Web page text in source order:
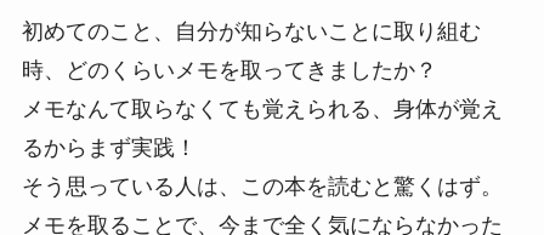
初めてのこと、自分が知らないことに取り組む
時、どのくらいメモを取ってきましたか？
メモなんて取らなくても覚えられる、身体が覚え
るからまず実践！
そう思っている人は、この本を読むと驚くはず。
メモを取ることで、今まで全く気にならなかった